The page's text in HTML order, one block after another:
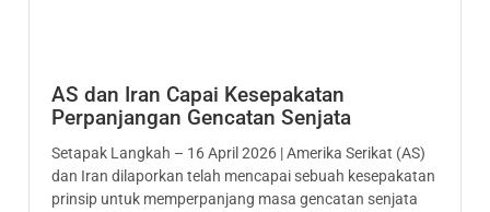
AS dan Iran Capai Kesepakatan
Perpanjangan Gencatan Senjata
Setapak Langkah – 16 April 2026 | Amerika Serikat (AS)
dan Iran dilaporkan telah mencapai sebuah kesepakatan
prinsip untuk memperpanjang masa gencatan senjata